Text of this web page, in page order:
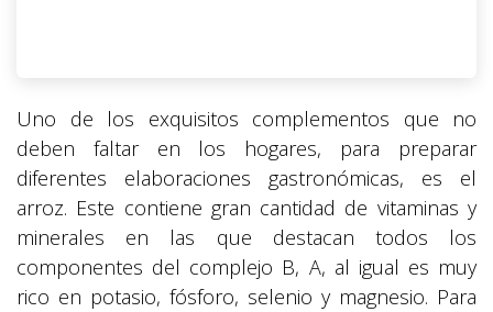
Uno de los exquisitos complementos que no
deben faltar en los hogares, para preparar
diferentes elaboraciones gastronómicas, es el
arroz. Este contiene gran cantidad de vitaminas y
minerales en las que destacan todos los
componentes del complejo B, A, al igual es muy
rico en potasio, fósforo, selenio y magnesio. Para